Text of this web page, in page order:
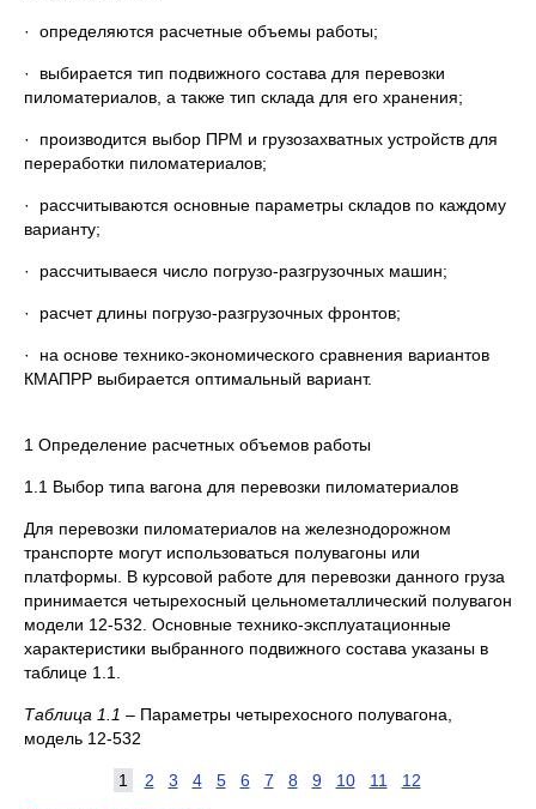
· определяются расчетные объемы работы;
· выбирается тип подвижного состава для перевозки
пиломатериалов, а также тип склада для его хранения;
· производится выбор ПРМ и грузозахватных устройств для
переработки пиломатериалов;
· рассчитываются основные параметры складов по каждому
варианту;
· рассчитываеся число погрузо-разгрузочных машин;
· расчет длины погрузо-разгрузочных фронтов;
· на основе технико-экономического сравнения вариантов
КМАПРР выбирается оптимальный вариант.
1 Определение расчетных объемов работы
1.1 Выбор типа вагона для перевозки пиломатериалов
Для перевозки пиломатериалов на железнодорожном
транспорте могут использоваться полувагоны или
платформы. В курсовой работе для перевозки данного груза
принимается четырехосный цельнометаллический полувагон
модели 12-532. Основные технико-эксплуатационные
характеристики выбранного подвижного состава указаны в
таблице 1.1.
Таблица 1.1 – Параметры четырехосного полувагона,
модель 12-532
1 2 3 4 5 6 7 8 9 10 11 12